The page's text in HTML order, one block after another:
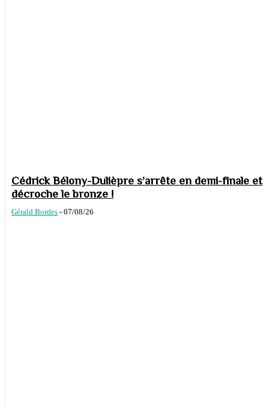
Cédrick Bélony-Dulièpre s’arrête en demi-finale et
décroche le bronze !
Gérald Bordes - 07/08/26